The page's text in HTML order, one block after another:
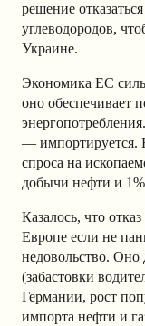
решение
углеводородов,
Украине.
Экономика ЕС
оно обеспечивает
— импортируется.
спроса на
добычи нефти и
Казалось, что
Европе если не
недовольство. Оно
(забастовки
Германии, рост
импорта нефти и